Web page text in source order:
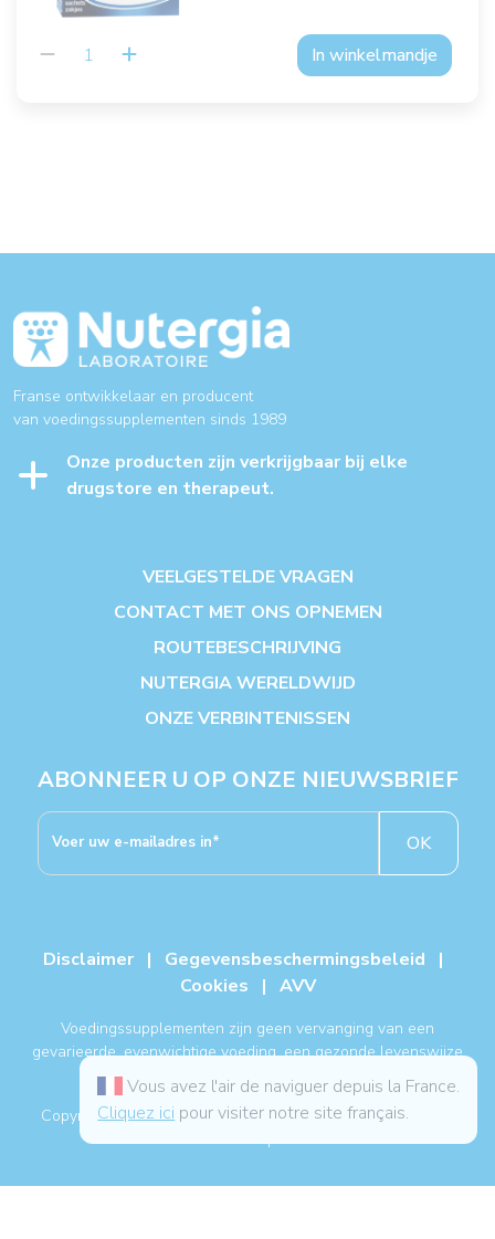
In winkelmandje
Vous avez l'air de naviguer depuis la France.
Cliquez ici pour visiter notre site français.
Franse ontwikkelaar en producent
van voedingssupplementen sinds 1989
Onze producten zijn verkrijgbaar bij elke
drugstore en therapeut.
VEELGESTELDE VRAGEN
CONTACT MET ONS OPNEMEN
ROUTEBESCHRIJVING
NUTERGIA WERELDWIJD
ONZE VERBINTENISSEN
ABONNEER U OP ONZE NIEUWSBRIEF
OK
Disclaimer | Gegevensbeschermingsbeleid
|
Cookies
| AVV
Voedingssupplementen zijn geen vervanging van een
gevarieerde, evenwichtige voeding, een gezonde levenswijze
en een medische behandeling.
Copyright NUTERGIA® 2026, alle rechten voorbehouden. -
Sitemap